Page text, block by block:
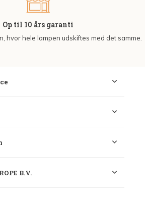
Op til 10 års garanti
hvor hele lampen udskiftes med det samme.
B.V.